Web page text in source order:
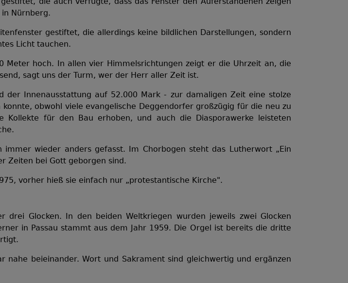
Nürnberg.
gestiftet, die allerdings keine bildlichen Darstellungen, sondern
Licht tauchen.
hoch. In allen vier Himmelsrichtungen zeigt er die Uhrzeit an, die
sagt uns der Turm, wer der Herr aller Zeit ist.
der Innenausstattung auf 52.000 Mark - zur damaligen Zeit eine stolze
obwohl viele evangelische Deggendorfer großzügig für die neu zu
für den Bau erhoben, und auch die Diasporawerke leisteten
wieder anders gefasst. Im Chorbogen steht das Lutherwort „Ein
Zeiten bei Gott geborgen sind.
vorher hieß sie einfach nur „protestantische Kirche".
Glocken. In den beiden Weltkriegen wurden jeweils zwei Glocken
in Passau stammt aus dem Jahr 1959. Die Orgel ist bereits die dritte
nahe beieinander. Wort und Sakrament sind gleichwertig und ergänzen